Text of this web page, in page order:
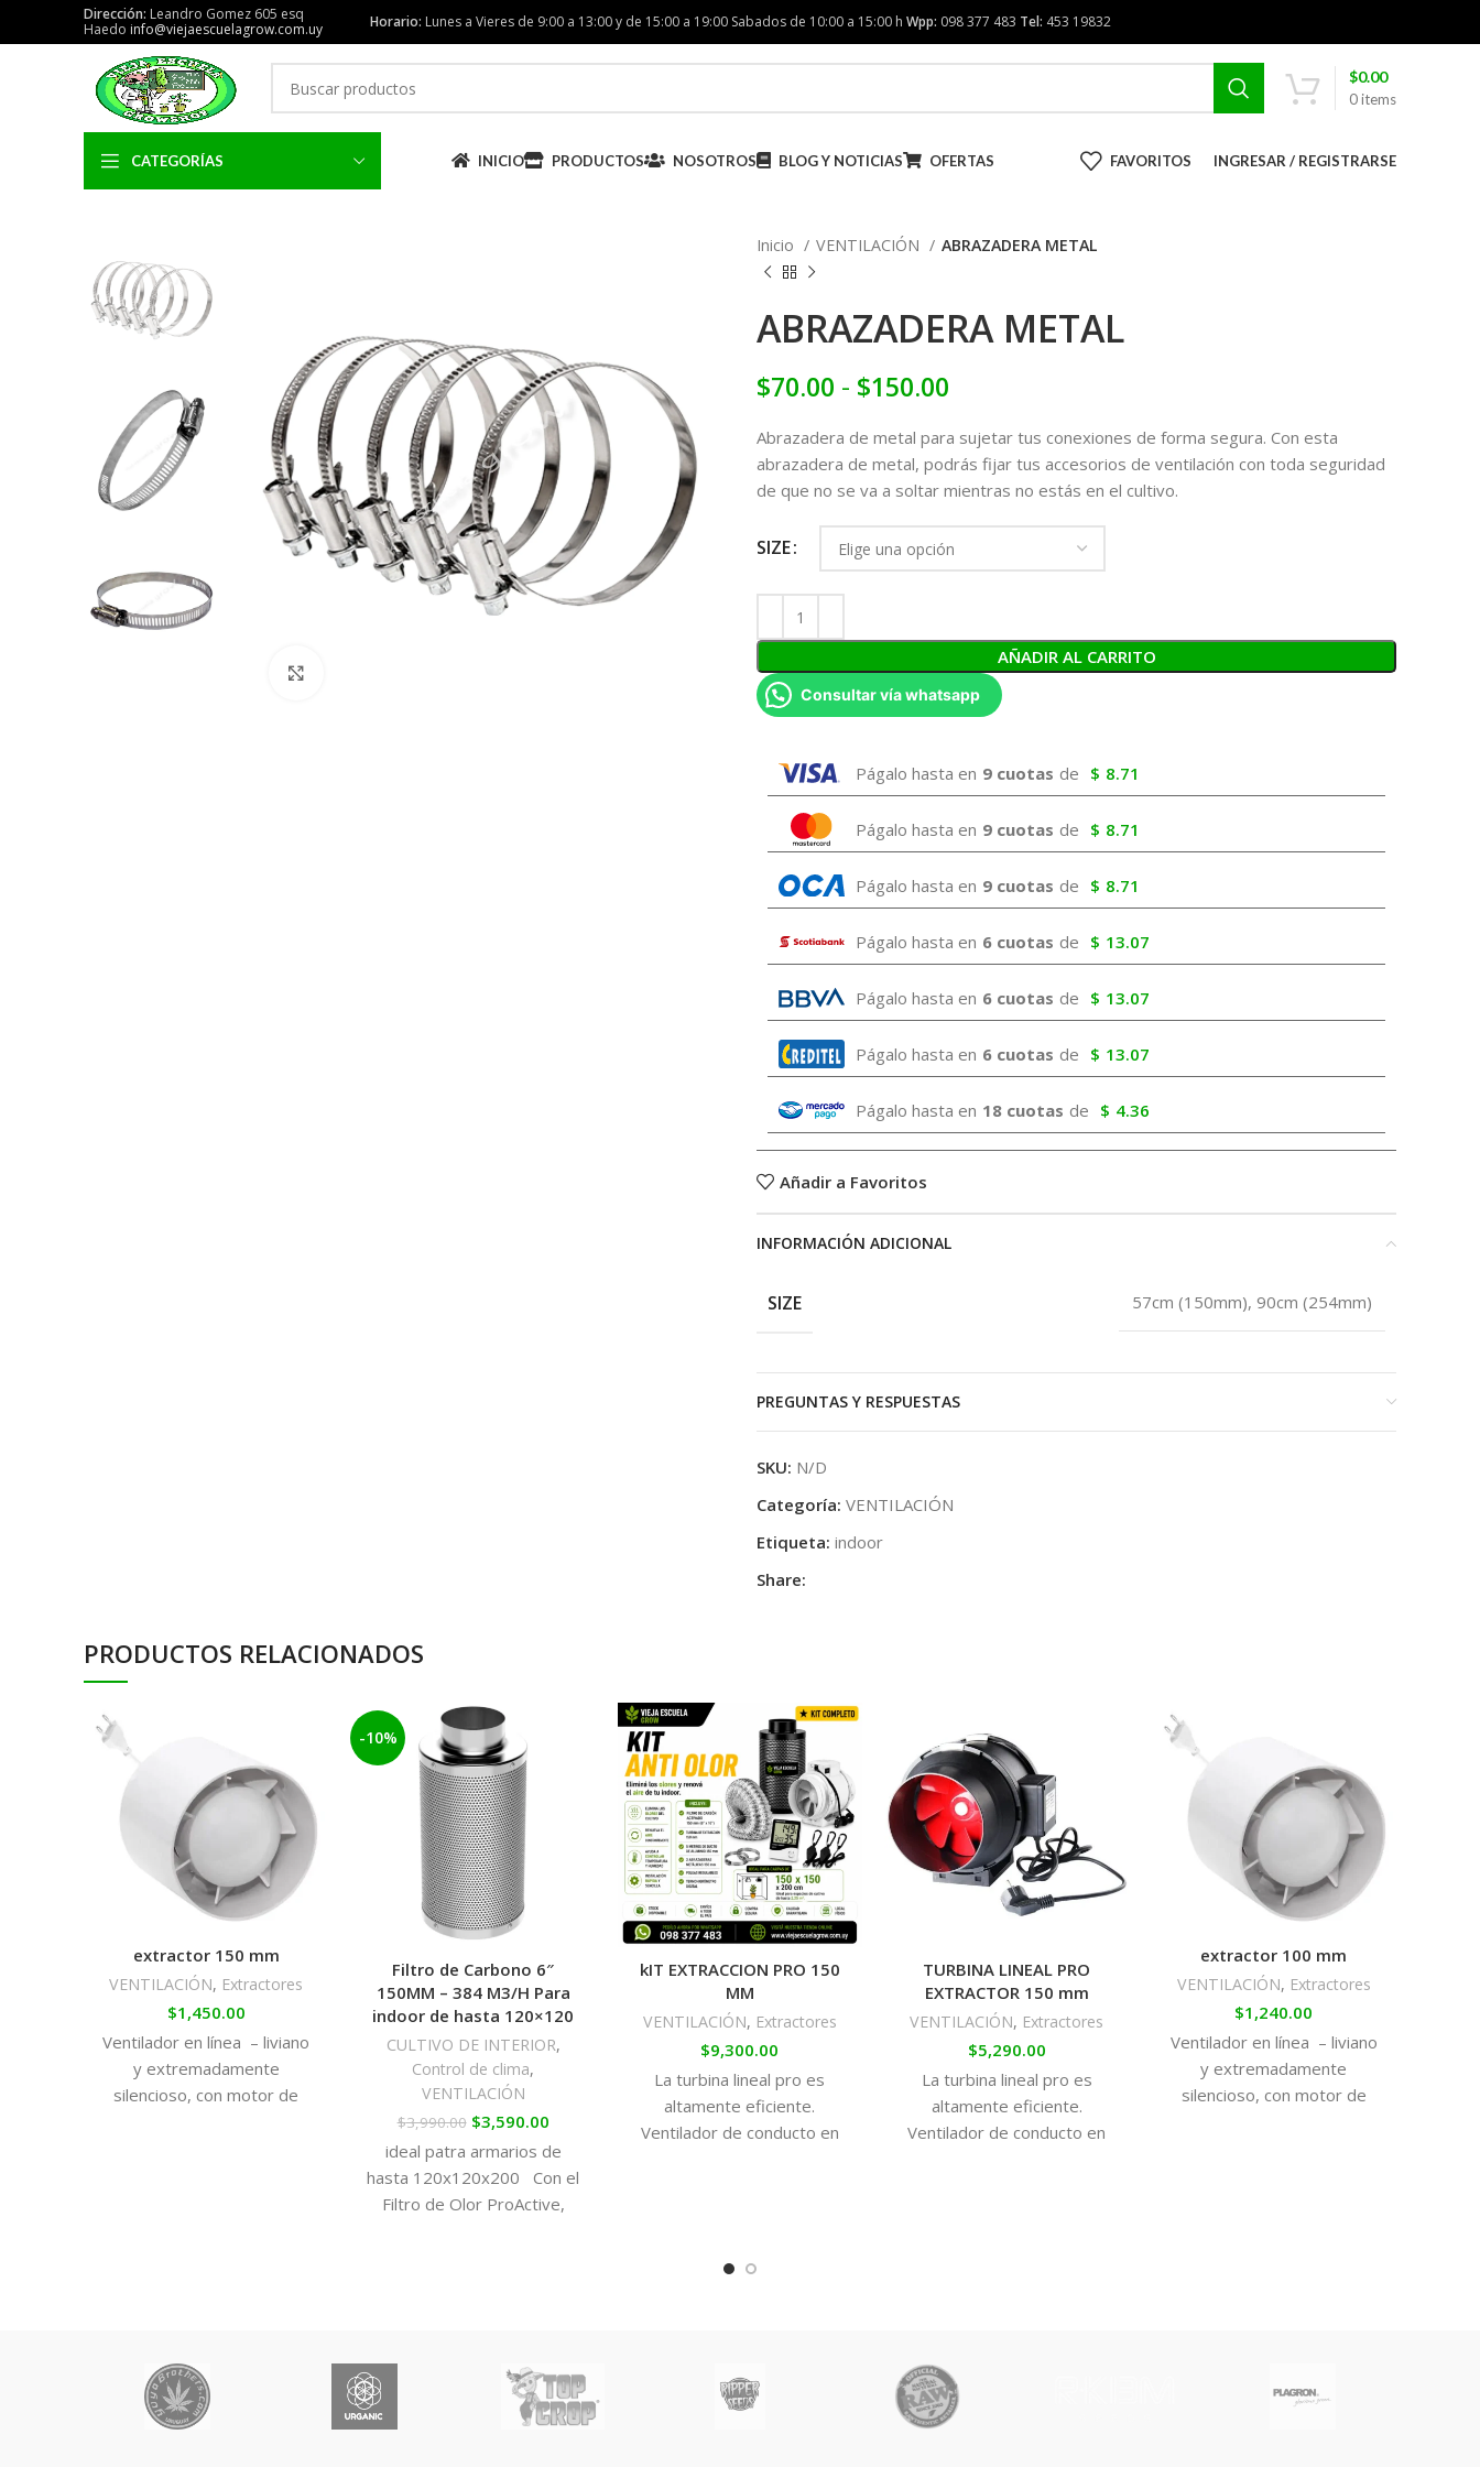
Dirección: Leandro Gomez 605 esq
Haedo info@viejaescuelagrow.com.uy Horario: Lunes a Vieres de 9:00 a 13:00 y de 15:00 a 19:00 Sabados de 10:00 a 15:00 h Wpp: 098 377 483 Tel: 453 19832
0items
$0.00
CATEGORÍAS INICIO PRODUCTOS NOSOTROS BLOG Y NOTICIAS OFERTAS FAVORITOS INGRESAR / REGISTRARSE
Inicio VENTILACIÓN ABRAZADERA METAL
ABRAZADERA METAL
$70.00 - $150.00
Abrazadera de metal para sujetar tus conexiones de forma segura. Con esta
abrazadera de metal, podrás fijar tus accesorios de ventilación con toda seguridad
de que no se va a soltar mientras no estás en el cultivo.
SIZE
AÑADIR AL CARRITO
Consultar vía whatsapp
Págalo hasta en 9 cuotas de $ 8.71
Págalo hasta en 9 cuotas de $ 8.71
Págalo hasta en 9 cuotas de $ 8.71
Págalo hasta en 6 cuotas de $ 13.07
Págalo hasta en 6 cuotas de $ 13.07
Págalo hasta en 6 cuotas de $ 13.07
Págalo hasta en 18 cuotas de $ 4.36
Añadir a Favoritos
INFORMACIÓN ADICIONAL
SIZE 57cm (150mm), 90cm (254mm)
PREGUNTAS Y RESPUESTAS
SKU: N/D
Categoría: VENTILACIÓN
Etiqueta: indoor
Share:
PRODUCTOS RELACIONADOS
extractor 150 mm
VENTILACIÓN, Extractores
$1,450.00
Ventilador en línea – liviano
y extremadamente
silencioso, con motor de
-10%
Filtro de Carbono 6″
150MM – 384 M3/H Para
indoor de hasta 120×120
CULTIVO DE INTERIOR,
Control de clima,
VENTILACIÓN
$3,990.00 $3,590.00
ideal patra armarios de
hasta 120x120x200 Con el
Filtro de Olor ProActive,
a que utiliza Carbón Activo
de Coco, el cual tiene un
rendimiento de un 25% más
kIT EXTRACCION PRO 150
MM
VENTILACIÓN, Extractores
$9,300.00
La turbina lineal pro es
altamente eficiente.
Ventilador de conducto en
ha adaptado de manera
velocidad.
TURBINA LINEAL PRO
EXTRACTOR 150 mm
VENTILACIÓN, Extractores
$5,290.00
La turbina lineal pro es
altamente eficiente.
Ventilador de conducto en
cuando se cambia a baja
extractor 100 mm
VENTILACIÓN, Extractores
$1,240.00
Ventilador en línea – liviano
y extremadamente
silencioso, con motor de